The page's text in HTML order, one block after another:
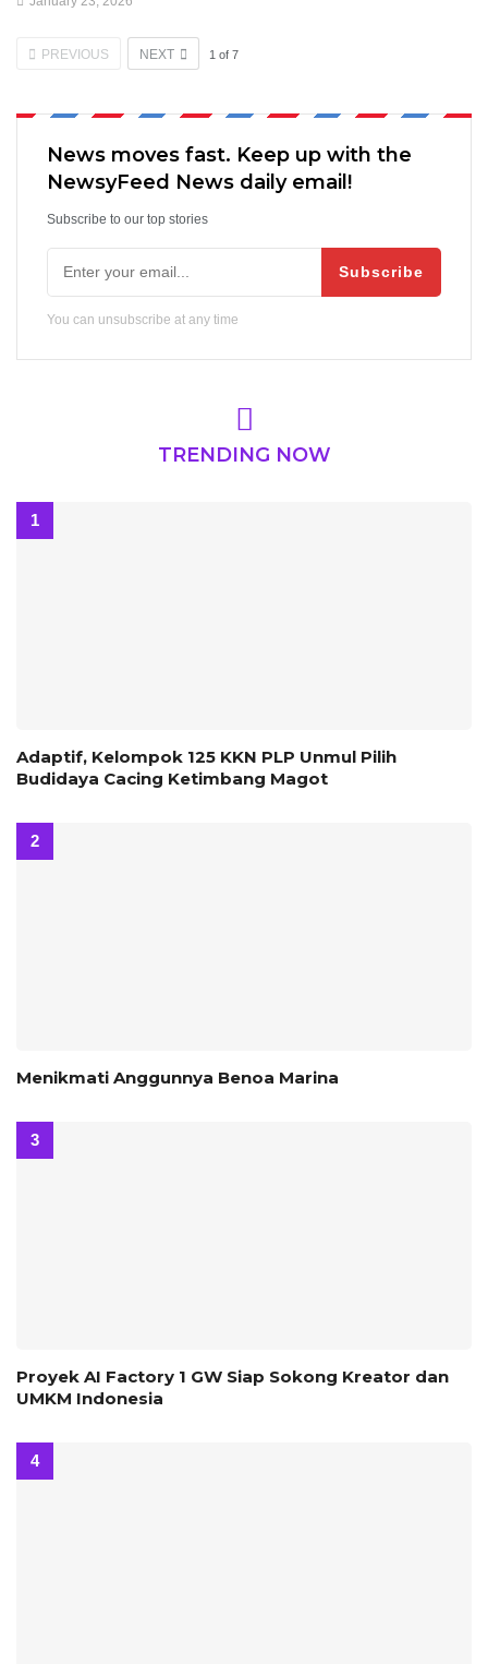
PREVIOUS NEXT 1 of 7
News moves fast. Keep up with the
NewsyFeed News daily email!
Subscribe to our top stories
Subscribe
You can unsubscribe at any time
TRENDING NOW
‎Adaptif, Kelompok 125 KKN PLP Unmul Pilih
Budidaya Cacing Ketimbang Magot
Menikmati Anggunnya Benoa Marina
Proyek AI Factory 1 GW Siap Sokong Kreator dan
UMKM Indonesia